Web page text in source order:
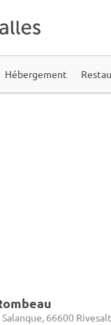
Hébergement
66600